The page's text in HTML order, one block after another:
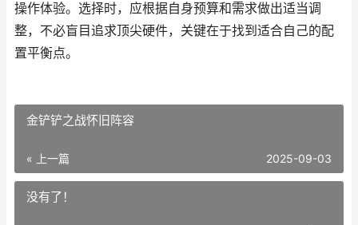
操作体验。选择时，应根据自身预算和需求做出适当调
整，不必盲目追求顶尖硬件，关键在于找到适合自己的配
置平衡点。
金铲铲之战怀旧阵容
« 上一篇 2025-09-03
没有了！